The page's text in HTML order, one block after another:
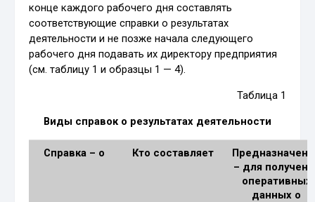
конце каждого рабочего дня составлять
соответствующие справки о результатах
деятельности и не позже начала следующего
рабочего дня подавать их директору предприятия
(см. таблицу 1 и образцы 1 — 4).
Таблица 1
Виды справок о результатах деятельности
Справка – о Кто составляет
– для
оперативных
данных о